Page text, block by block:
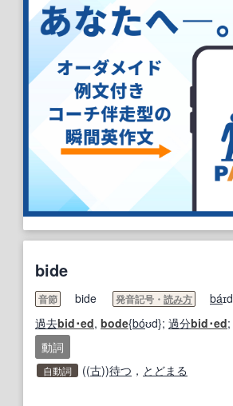
bide
音節 bide 発音記号・ 読み方 báɪd
過去bid･ed, bode{bóʊd}; 過分bid･ed;
動詞
自動詞 ((古))待つ ， とどまる